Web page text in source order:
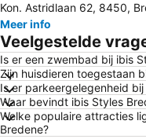
Caricole- Cadzand Bad
Zeebrugge
Albert Ier Promenade
Sint-Andries
Marché de Noël
Lissewege
Kon. Astridlaan 62, 8450,
Meer info
Veelgestelde
Is er een zwembad bij ibis
Zijn huisdieren toegestaan
Is er parkeergelegenheid
Waar bevindt ibis Styles
Welke populaire attracties
Bredene?